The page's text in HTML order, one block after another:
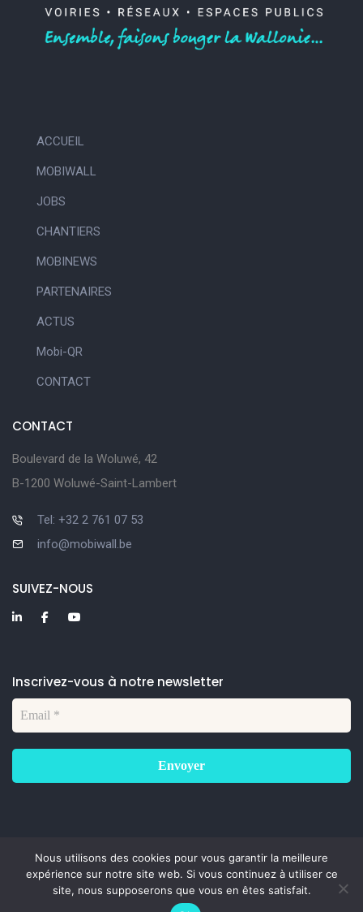
ACCUEIL
MOBIWALL
JOBS
CHANTIERS
MOBINEWS
PARTENAIRES
ACTUS
Mobi-QR
CONTACT
CONTACT
Boulevard de la Woluwé, 42
B-1200 Woluwé-Saint-Lambert
Tel: +32 2 761 07 53
info@mobiwall.be
SUIVEZ-NOUS
Inscrivez-vous à notre newsletter
© 2023 Digitalisé parBAC Agency
Nous utilisons des cookies pour vous garantir la meilleure
expérience sur notre site web. Si vous continuez à utiliser ce
site, nous supposerons que vous en êtes satisfait.